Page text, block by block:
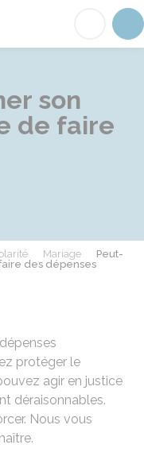
Champagne
son
de faire
Mariage
Peut-
des dépenses
protéger le
agir en justice
déraisonnables.
Nous vous